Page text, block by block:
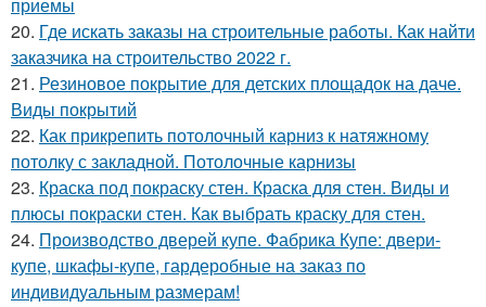
20. Где искать заказы на строительные работы. Как найти
заказчика на строительство 2022 г.
21. Резиновое покрытие для детских площадок на даче.
Виды покрытий
22. Как прикрепить потолочный карниз к натяжному
потолку с закладной. Потолочные карнизы
23. Краска под покраску стен. Краска для стен. Виды и
плюсы покраски стен. Как выбрать краску для стен.
24. Производство дверей купе. Фабрика Купе: двери-
купе, шкафы-купе, гардеробные на заказ по
индивидуальным размерам!